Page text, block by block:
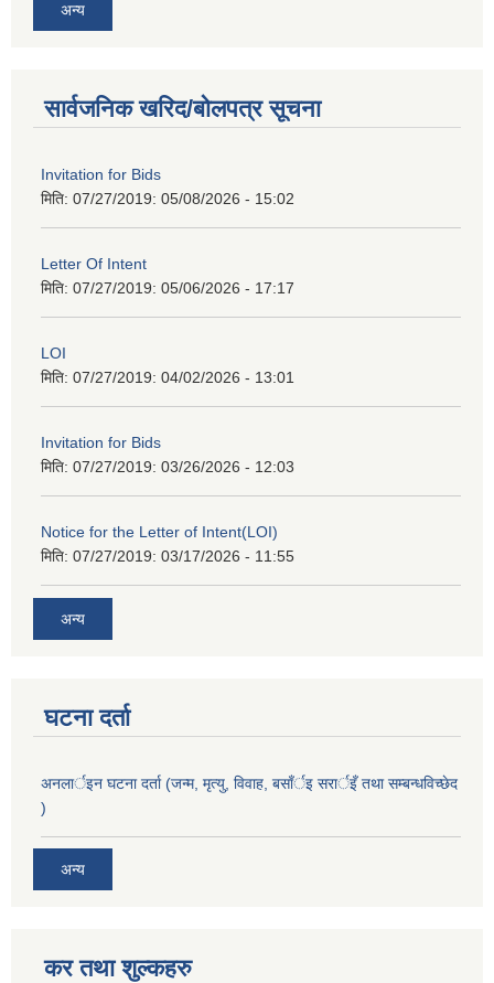
अन्य
सार्वजनिक खरिद/बोलपत्र सूचना
Invitation for Bids
मिति: 07/27/2019: 05/08/2026 - 15:02
Letter Of Intent
मिति: 07/27/2019: 05/06/2026 - 17:17
LOI
मिति: 07/27/2019: 04/02/2026 - 13:01
Invitation for Bids
मिति: 07/27/2019: 03/26/2026 - 12:03
Notice for the Letter of Intent(LOI)
मिति: 07/27/2019: 03/17/2026 - 11:55
अन्य
घटना दर्ता
अनलार्इन घटना दर्ता (जन्म, मृत्यु, विवाह, बसाँर्इ सरार्इँ तथा सम्बन्धविच्छेद
)
अन्य
कर तथा शुल्कहरु